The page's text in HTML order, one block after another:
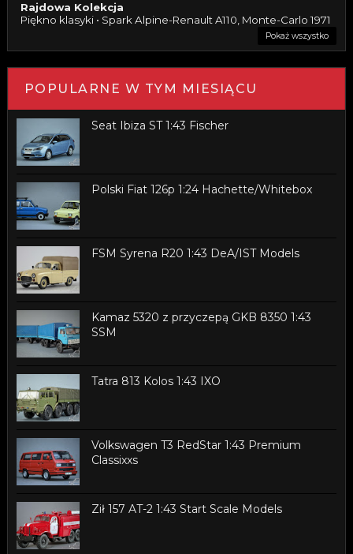
Rajdowa Kolekcja
Piękno klasyki • Spark Alpine-Renault A110, Monte-Carlo 1971
Pokaż wszystko
POPULARNE W TYM MIESIĄCU
Seat Ibiza ST 1:43 Fischer
Polski Fiat 126p 1:24 Hachette/Whitebox
FSM Syrena R20 1:43 DeA/IST Models
Kamaz 5320 z przyczepą GKB 8350 1:43
SSM
Tatra 813 Kolos 1:43 IXO
Volkswagen T3 RedStar 1:43 Premium
Classixxs
Ził 157 AT-2 1:43 Start Scale Models